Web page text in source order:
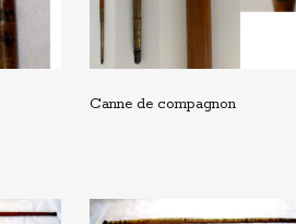
Canne de compagnon